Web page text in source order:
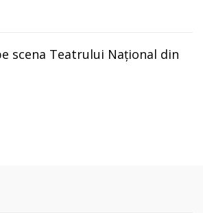
scena Teatrului Național din